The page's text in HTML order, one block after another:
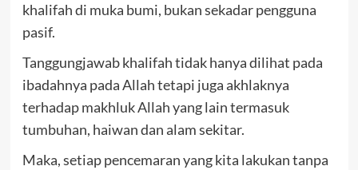
khalifah di muka bumi, bukan sekadar pengguna
pasif.
Tanggungjawab khalifah tidak hanya dilihat pada
ibadahnya pada Allah tetapi juga akhlaknya
terhadap makhluk Allah yang lain termasuk
tumbuhan, haiwan dan alam sekitar.
Maka, setiap pencemaran yang kita lakukan tanpa